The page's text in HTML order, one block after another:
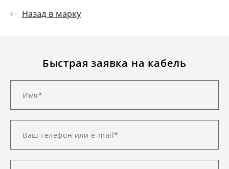
Назад в марку
Быстрая заявка на кабель